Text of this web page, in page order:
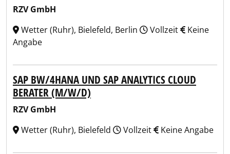
RZV GmbH
Wetter (Ruhr), Bielefeld, Berlin
Vollzeit
Keine
Angabe
SAP BW/4HANA UND SAP ANALYTICS CLOUD
BERATER (M/W/D)
RZV GmbH
Wetter (Ruhr), Bielefeld
Vollzeit Keine Angabe